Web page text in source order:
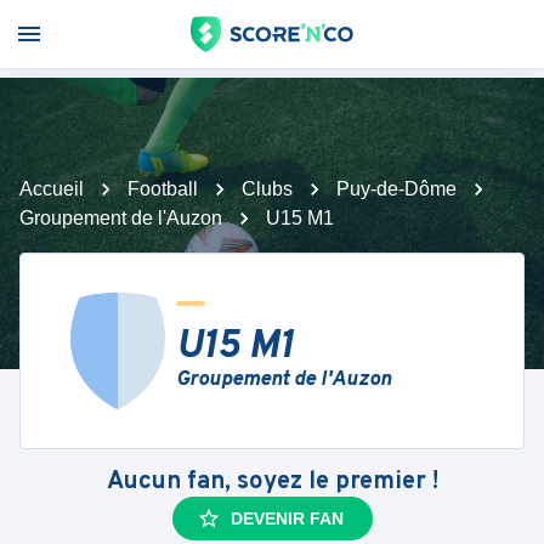
Accueil Football Clubs
Puy-de-Dôme
Groupement de l'Auzon
U15 M1
U15 M1
Groupement de l'Auzon
Aucun fan, soyez le premier !
DEVENIR FAN